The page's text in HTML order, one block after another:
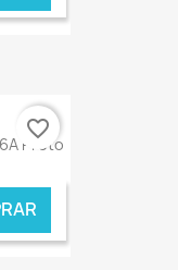
€ ONLINE
Preto
favorite_border